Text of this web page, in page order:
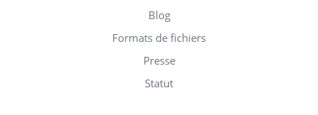
Blog
Formats de fichiers
Presse
Statut